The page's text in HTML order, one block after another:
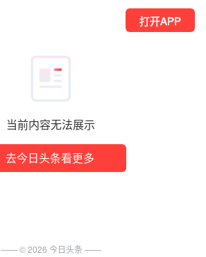
当前内容无法展示
去今日头条看更多
打开APP
—— ©2026 今日头条 ——